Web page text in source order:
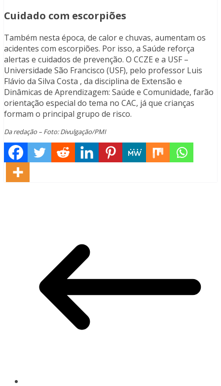
Cuidado com escorpiões
Também nesta época, de calor e chuvas, aumentam os
acidentes com escorpiões. Por isso, a Saúde reforça
alertas e cuidados de prevenção. O CCZE e a USF –
Universidade São Francisco (USF), pelo professor Luis
Flávio da Silva Costa , da disciplina de Extensão e
Dinâmicas de Aprendizagem: Saúde e Comunidade, farão
orientação especial do tema no CAC, já que crianças
formam o principal grupo de risco.
Da redação – Foto: Divulgação/PMI